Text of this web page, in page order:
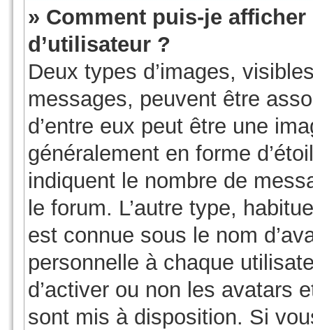
» Comment puis-je
d’utilisateur ?
Deux types d’images,
messages, peuvent être
d’entre eux peut être une
généralement en forme
indiquent le nombre de
le forum. L’autre type,
est connue sous le nom
personnelle à chaque
d’activer ou non les avatars
sont mis à disposition. Si